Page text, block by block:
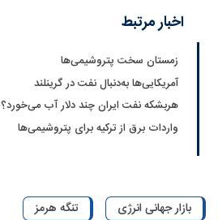
اخبار مرتبط
زمستان سخت پتروشیمی‌ها
آمریکایی‌ها به‌دنبال نفت در گرینلند
هربشکه نفت ایران چند دلار آب می‌خورد؟
واردات برق از ترکیه برای پتروشیمی‌ها
بازار جهانی انرژی
تنگه هرمز